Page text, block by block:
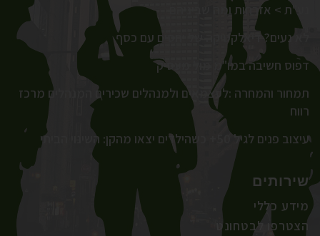
נע"ת > אזרחות ומה שביניהם
לא נעים? דיאלקטיקה של יחסים עם כסף
דפוס חשיבה במו"מ מול מעסיק
תמחור והמחרה :לעצמאים ולמנהלים שכירים המנהלים מרכז
רווח
עיצוב פנים לגיל 50+ כשהילדים יצאו מהקן: השינוי הביתי
שירותים
מידע כללי
הצטרפו לבטחונט